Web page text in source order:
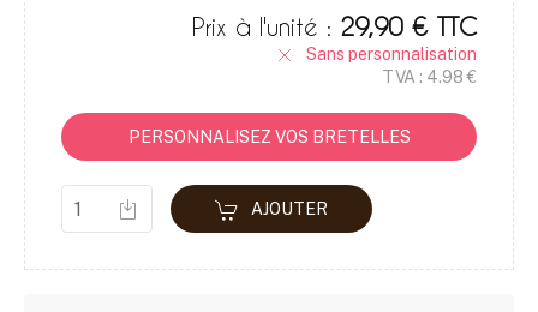
Prix à l'unité : 29,90 € TTC
Sans personnalisation
TVA : 4.98 €
PERSONNALISEZ VOS BRETELLES
AJOUTER